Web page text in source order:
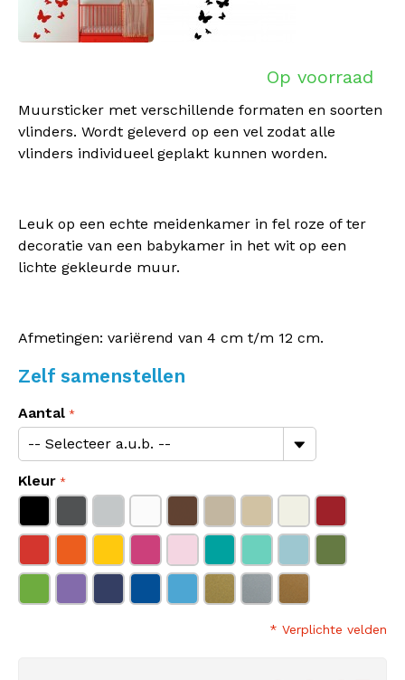
Op voorraad
Muursticker met verschillende formaten en soorten
vlinders. Wordt geleverd op een vel zodat alle
vlinders individueel geplakt kunnen worden.
Leuk op een echte meidenkamer in fel roze of ter
decoratie van een babykamer in het wit op een
lichte gekleurde muur.
Afmetingen: variërend van 4 cm t/m 12 cm.
Zelf samenstellen
Aantal
Kleur
* Verplichte velden